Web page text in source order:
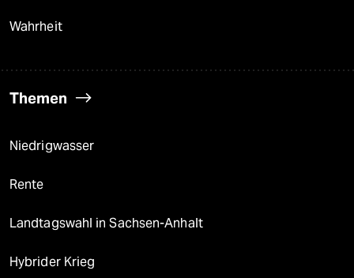
Wahrheit
Themen
Niedrigwasser
Rente
Landtagswahl in Sachsen-Anhalt
Hybrider Krieg